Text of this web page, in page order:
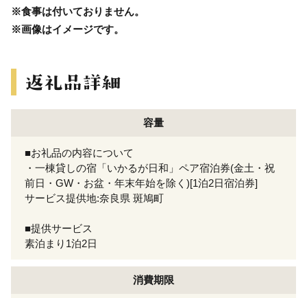
※食事は付いておりません。
※画像はイメージです。
容量
■お礼品の内容について
・一棟貸しの宿「いかるが日和」ペア宿泊券(金土・祝
前日・GW・お盆・年末年始を除く)[1泊2日宿泊券]
サービス提供地:奈良県 斑鳩町
■提供サービス
素泊まり1泊2日
消費期限